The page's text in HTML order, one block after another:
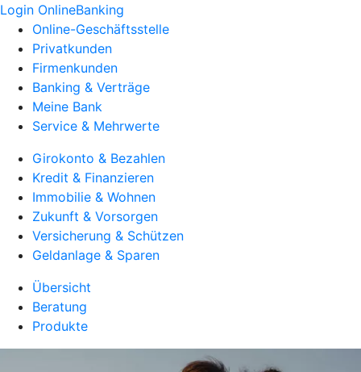
Login OnlineBanking
Online-Geschäftsstelle
Privatkunden
Firmenkunden
Banking & Verträge
Meine Bank
Service & Mehrwerte
Girokonto & Bezahlen
Kredit & Finanzieren
Immobilie & Wohnen
Zukunft & Vorsorgen
Versicherung & Schützen
Geldanlage & Sparen
Übersicht
Beratung
Produkte